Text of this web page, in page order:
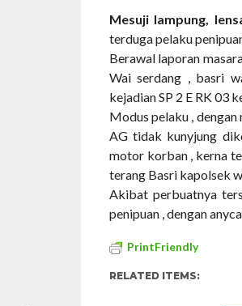
Mesuji lampung,
terduga pelaku
Berawal laporan
Wai serdang , basri
kejadian SP 2 E RK 03
Modus pelaku ,
AG tidak kunyjung
motor korban , kerna
terang Basri kapolsek
Akibat perbuatnya
penipuan , dengan
PrintFriendly
RELATED ITEMS: